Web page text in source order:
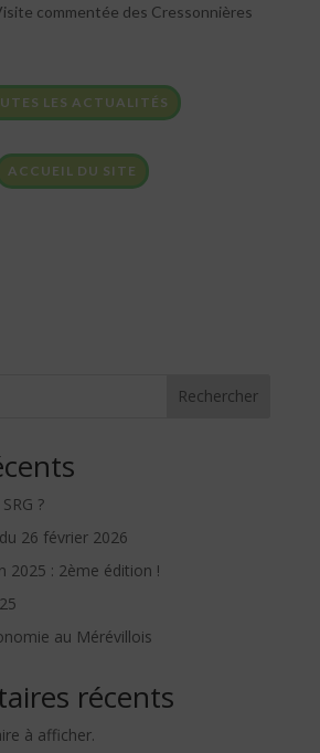
commentée des Cressonnières
LES ACTUALITÉS
ACCUEIL DU SITE
Rechercher
?
26 février 2026
2025 : 2ème édition !
au Mérévillois
récents
à afficher.